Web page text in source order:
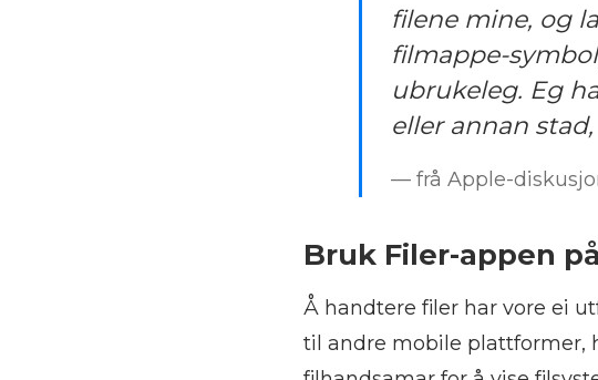
filene mine, og
filmappe-
ubrukeleg. Eg
eller annan
— frå Apple-
Bruk Filer-appen
Å handtere filer har vore ei
til andre mobile plattformer,